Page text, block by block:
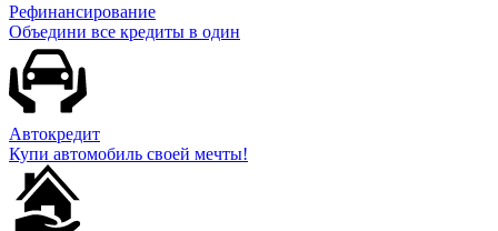
Рефинансирование
Объедини все кредиты в один
Автокредит
Купи автомобиль своей мечты!